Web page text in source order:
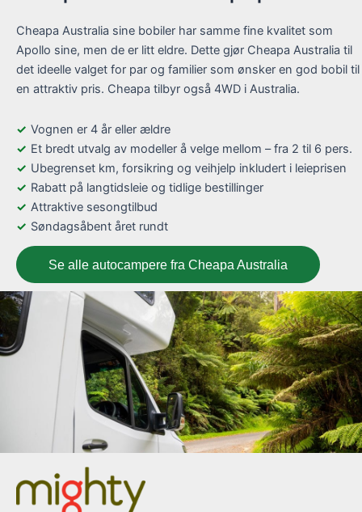
Cheapa Australia sine bobiler har samme fine kvalitet som
Apollo sine, men de er litt eldre. Dette gjør Cheapa Australia til
det ideelle valget for par og familier som ønsker en god bobil til
en attraktiv pris. Cheapa tilbyr også 4WD i Australia.
Vognen er 4 år eller ældre
Et bredt utvalg av modeller å velge mellom – fra 2 til 6 pers.
Ubegrenset km, forsikring og veihjelp inkludert i leieprisen
Rabatt på langtidsleie og tidlige bestillinger
Attraktive sesongtilbud
Søndagsåbent året rundt
Se alle autocampere fra Cheapa Australia